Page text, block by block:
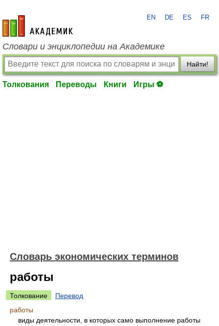
academic.ru
EN DE ES FR
Словари и энциклопедии на Академике
Найти!
Толкования Переводы Книги Игры ⚽
Словарь экономических терминов
работы
Толкование
Перевод
работы
виды деятельности, в которых само выполнение работы